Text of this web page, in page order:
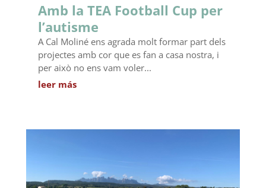
Amb la TEA Football Cup per
l’autisme
A Cal Moliné ens agrada molt formar part dels
projectes amb cor que es fan a casa nostra, i
per això no ens vam voler...
leer más